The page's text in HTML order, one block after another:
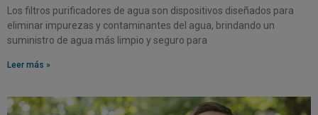
Los filtros purificadores de agua son dispositivos diseñados para
eliminar impurezas y contaminantes del agua, brindando un
suministro de agua más limpio y seguro para
Leer más »